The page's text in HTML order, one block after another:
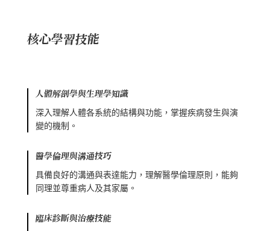
核心學習技能
人體解剖學與生理學知識
深入理解人體各系統的結構與功能，掌握疾病發生與演
變的機制。
醫學倫理與溝通技巧
具備良好的溝通與表達能力，理解醫學倫理原則，能夠
同理並尊重病人及其家屬。
臨床診斷與治療技能